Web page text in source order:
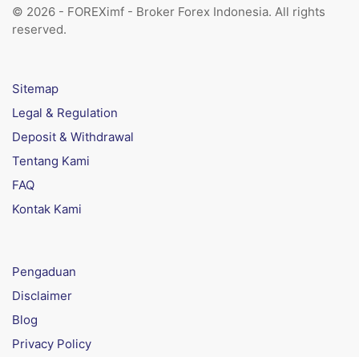
© 2026 - FOREXimf - Broker Forex Indonesia. All rights
reserved.
Sitemap
Legal & Regulation
Deposit & Withdrawal
Tentang Kami
FAQ
Kontak Kami
Pengaduan
Disclaimer
Blog
Privacy Policy